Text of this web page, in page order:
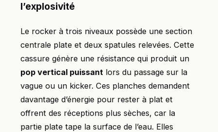
l’explosivité
Le rocker à trois niveaux possède une section
centrale plate et deux spatules relevées. Cette
cassure génère une résistance qui produit un
pop vertical puissant lors du passage sur la
vague ou un kicker. Ces planches demandent
davantage d’énergie pour rester à plat et
offrent des réceptions plus sèches, car la
partie plate tape la surface de l’eau. Elles